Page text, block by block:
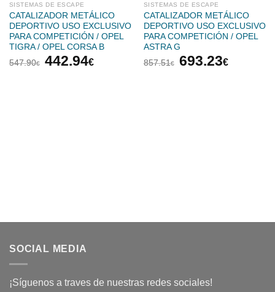
SISTEMAS DE ESCAPE
CATALIZADOR METÁLICO
DEPORTIVO USO EXCLUSIVO
PARA COMPETICIÓN / OPEL
TIGRA / OPEL CORSA B
547.90€
El
442.94€El
SISTEMAS DE ESCAPE
CATALIZADOR METÁLICO
DEPORTIVO USO EXCLUSIVO
PARA COMPETICIÓN / OPEL
ASTRA G
857.51€
El
693.23€El
SOCIAL MEDIA
¡Síguenos a traves de nuestras redes sociales!